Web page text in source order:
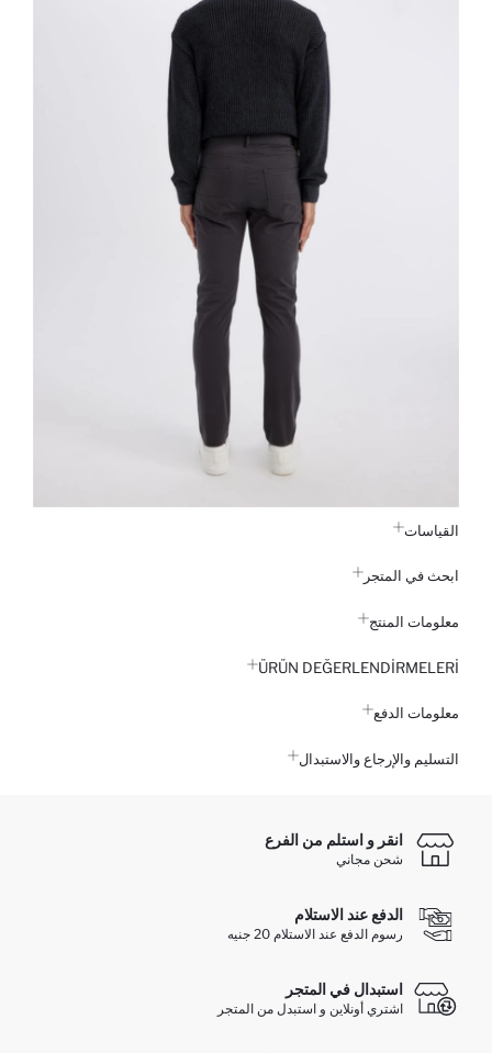
القياسات
ابحث في المتجر
معلومات المنتج
ÜRÜN DEĞERLENDİRMELERİ
معلومات الدفع
التسليم والإرجاع والاستبدال
انقر و استلم من الفرع
شحن مجاني
الدفع عند الاستلام
رسوم الدفع عند الاستلام 20 جنيه
استبدال في المتجر
اشتري أونلاين و استبدل من المتجر